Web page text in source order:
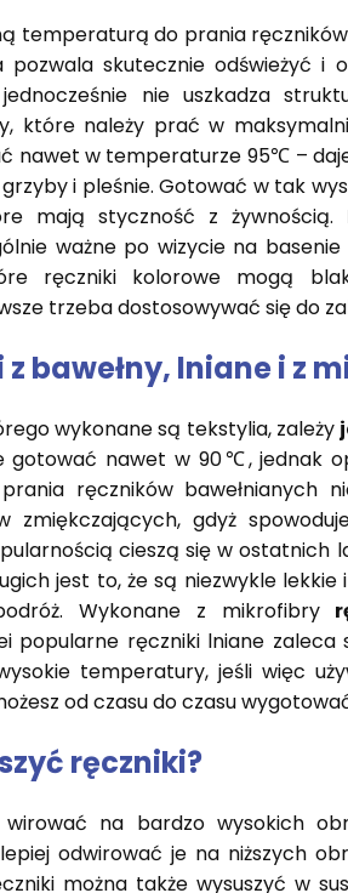
temperaturą do prania
skutecznie odświeżyć i
nie uszkadza
które należy prać w
nawet w temperaturze 95℃ –
i pleśnie. Gotować w tak
mają styczność z żywnością.
ważne po wizycie na
ręczniki kolorowe mogą
trzeba dostosowywać się do
bawełny, lniane i z
wykonane są tekstylia, zależy
gotować nawet w 90℃, jednak
ręczników bawełnianych
zmiękczających, gdyż
cieszą się w ostatnich
jest to, że są niezwykle lekkie
Wykonane z mikrofibry
popularne ręczniki lniane
temperatury, jeśli więc
od czasu do czasu
ręczniki?
na bardzo wysokich
odwirować je na niższych
można także wysuszyć w